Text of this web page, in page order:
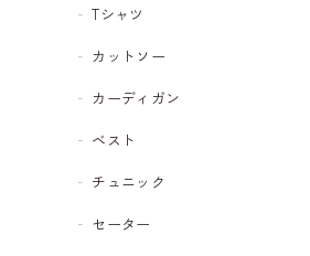
Tシャツ
カットソー
カーディガン
ベスト
チュニック
セーター